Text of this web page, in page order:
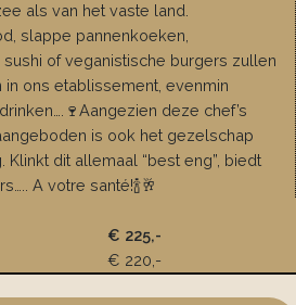
als van het vaste land.
slappe pannenkoeken,
of veganistische burgers zullen
ons etablissement, evenmin
deze chef’s
is ook het gezelschap
Klinkt dit allemaal “best eng”, biedt
A votre santé!🍾🥂
€ 225,-
€ 220,-